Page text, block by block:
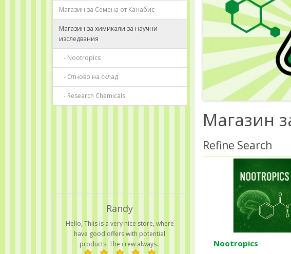
Магазин за Семена от Канабис
Магазин за химикали за научни
изследвания
- Nootropics
- Отново на склад
- Research Chemicals
Randy
Hello, Thiis is a very nice store, where
have good offers with potential
products. The crew always..
Магазин
Refine Search
Nootropics